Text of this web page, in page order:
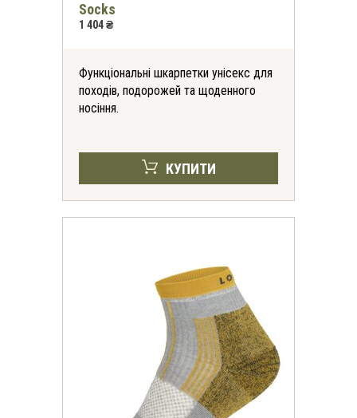
Socks
1 404 ₴
Функціональні шкарпетки унісекс для
походів, подорожей та щоденного
носіння.
КУПИТИ
Отримати знижку